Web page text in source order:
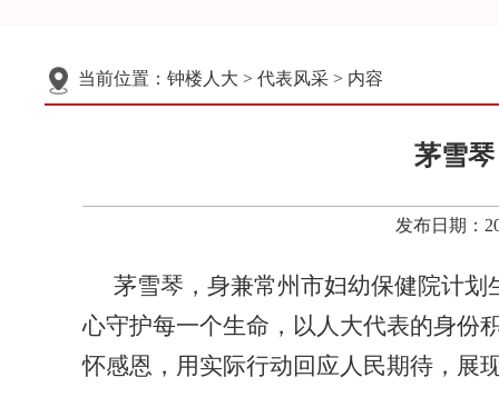
当前位置： 钟楼人大 > 代表风采 > 内容
茅雪
发布日期：
茅雪琴，身兼常州市妇幼保健院计
心守护每一个生命，以人大代表的身份
怀感恩，用实际行动回应人民期待，展